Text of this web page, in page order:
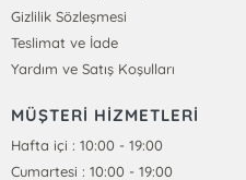
Gizlilik Sözleşmesi
Teslimat ve İade
Yardım ve Satış Koşulları
MÜŞTERİ HİZMETLERİ
Hafta içi : 10:00 - 19:00
Cumartesi : 10:00 - 19:00